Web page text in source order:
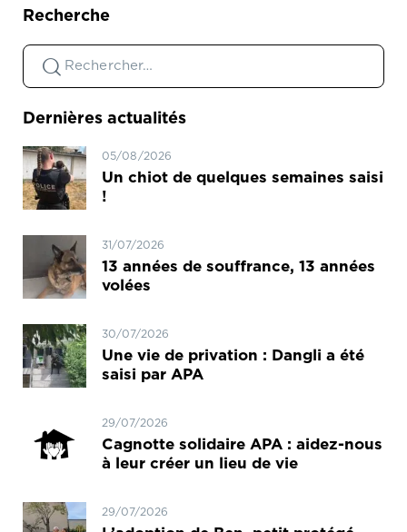
Recherche
Dernières actualités
05/08/2026
Un chiot de quelques semaines saisi
!
31/07/2026
13 années de souffrance, 13 années
volées
30/07/2026
Une vie de privation : Dangli a été
saisi par APA
29/07/2026
Cagnotte solidaire APA : aidez-nous
à leur créer un lieu de vie
29/07/2026